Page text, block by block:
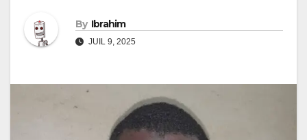
By Ibrahim
JUIL 9, 2025